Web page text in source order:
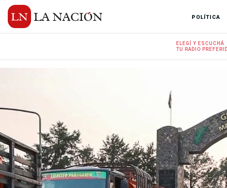
POLÍTICA
ELEGÍ Y ESCUCHÁ
TU RADIO